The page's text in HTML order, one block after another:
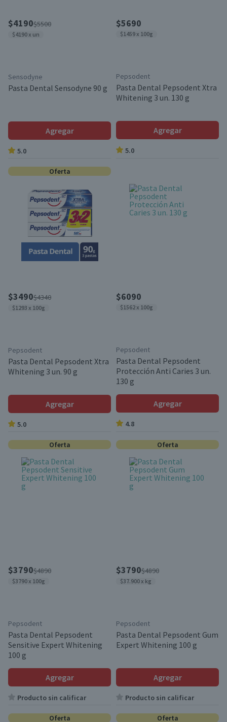
$4190$5500
$4190 x un
Sensodyne
Pasta Dental Sensodyne 90 g
Agregar
5.0
$5690
$1459 x 100g
Pepsodent
Pasta Dental Pepsodent Xtra
Whitening 3 un. 130 g
Agregar
5.0
Oferta
$3490$4340
$1293 x 100g
Pepsodent
Pasta Dental Pepsodent Xtra
Whitening 3 un. 90 g
Agregar
5.0
$6090
$1562 x 100g
Pepsodent
Pasta Dental Pepsodent
Protección Anti Caries 3 un.
130 g
Agregar
4.8
Oferta
$3790$4890
$3790 x 100g
Pepsodent
Pasta Dental Pepsodent
Sensitive Expert Whitening
100 g
Agregar
Producto sin calificar
Oferta
$3790$4890
$37.900 x kg
Pepsodent
Pasta Dental Pepsodent Gum
Expert Whitening 100 g
Agregar
Producto sin calificar
Oferta Oferta